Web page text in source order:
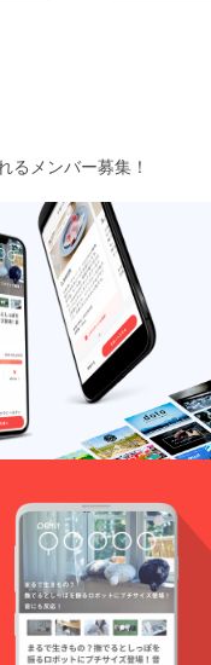
るメンバー募集！